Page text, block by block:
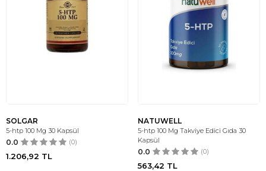
SOLGAR
5-htp 100 Mg 30 Kapsül
0.0 (0)
1.206,92 TL
NATUWELL
5-htp 100 Mg Takviye Edici Gıda 30
Kapsül
0.0 (0)
563,42 TL